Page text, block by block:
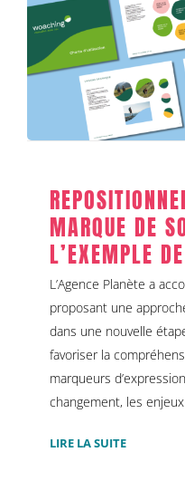
REPOSITIONNER
SON
Identité de marque
MARQUE DE
L’EXEMPLE
L’Agence Planète a
proposant une
dans une nouvelle
favoriser la
marqueurs
changement, les
LIRE LA SUITE